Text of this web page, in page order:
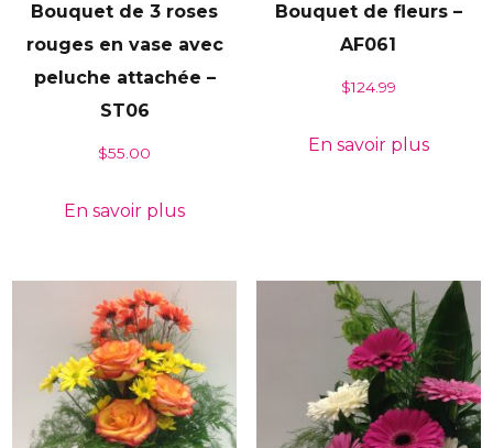
Bouquet de 3 roses
rouges en vase avec
peluche attachée –
ST06
$55.00
En savoir plus
Bouquet de fleurs –
AF061
$124.99
En savoir plus